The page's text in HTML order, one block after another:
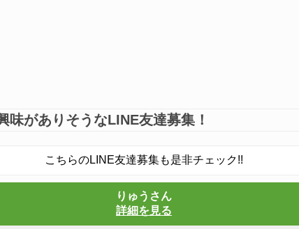
味がありそうなLINE友達募集！
こちらのLINE友達募集も是非チェック!!
りゅうさん
詳細を見る